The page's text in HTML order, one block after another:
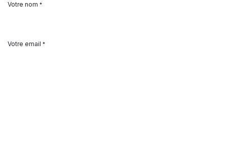
Votre nom *
Votre email *